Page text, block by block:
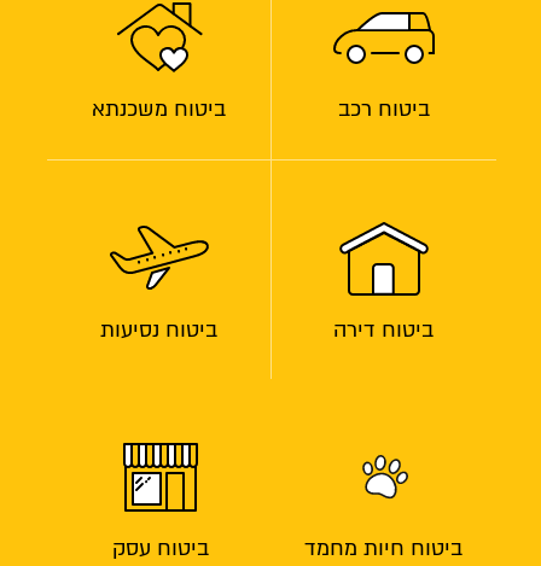
ביטוח רכב ביטוח משכנתא
ביטוח דירה ביטוח נסיעות
ביטוח חיות מחמד ביטוח עסק